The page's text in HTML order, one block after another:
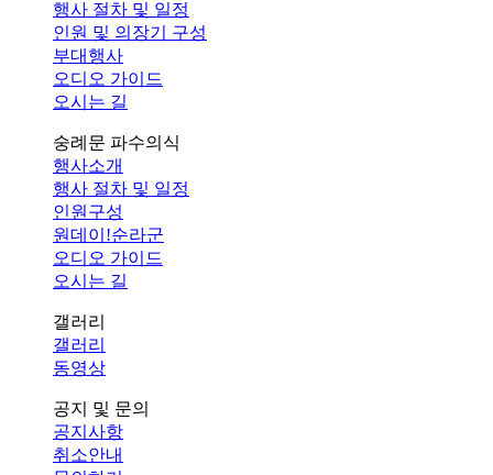
행사 절차 및 일정
인원 및 의장기 구성
부대행사
오디오 가이드
오시는 길
숭례문 파수의식
행사소개
행사 절차 및 일정
인원구성
원데이!순라군
오디오 가이드
오시는 길
갤러리
갤러리
동영상
공지 및 문의
공지사항
취소안내